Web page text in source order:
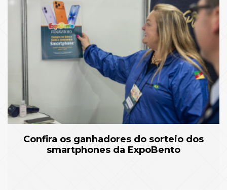
Confira os ganhadores do sorteio dos
smartphones da ExpoBento